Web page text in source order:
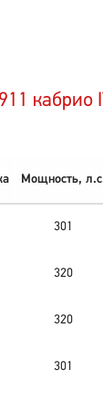
кабрио
Мощность,
301
320
320
301